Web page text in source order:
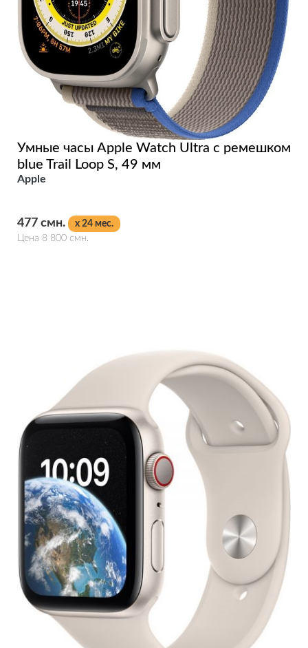
Умные часы Apple Watch Ultra c ремешком
blue Trail Loop S, 49 мм
Apple
477 смн.
x 24 мес.
Цена 8 800 смн.